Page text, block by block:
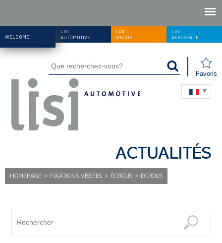
WELCOME
LISI
AUTOMOTIVE
LISI
GROUP
LISI
AEROSPACE
Favoris
ACTUALITÉS
HOMEPAGE > FIXATIONS VISSÉES > ÉCROUS > ECROUS